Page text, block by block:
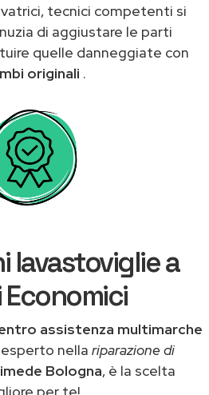
tecnici competenti si
di aggiustare le parti
quelle danneggiate con
originali .
lavastoviglie a
Economici
assistenza multimarche
esperto nella riparazione di
Bologna, è la scelta
per te!